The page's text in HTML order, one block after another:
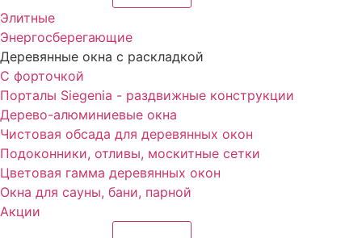
Элитные
Энергосберегающие
Деревянные окна с раскладкой
С форточкой
Порталы Siegenia - раздвижные конструкции
Дерево-алюминиевые окна
Чистовая обсада для деревянных окон
Подоконники, отливы, москитные сетки
Цветовая гамма деревянных окон
Окна для сауны, бани, парной
Акции